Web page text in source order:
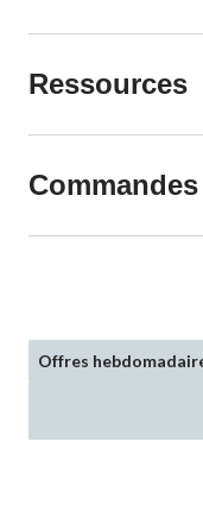
Ressources
Offres